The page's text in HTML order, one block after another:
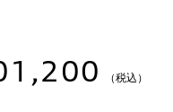
（税込）